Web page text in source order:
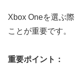
Xbox Oneを選ぶ
ことが重要です。
重要ポイント：